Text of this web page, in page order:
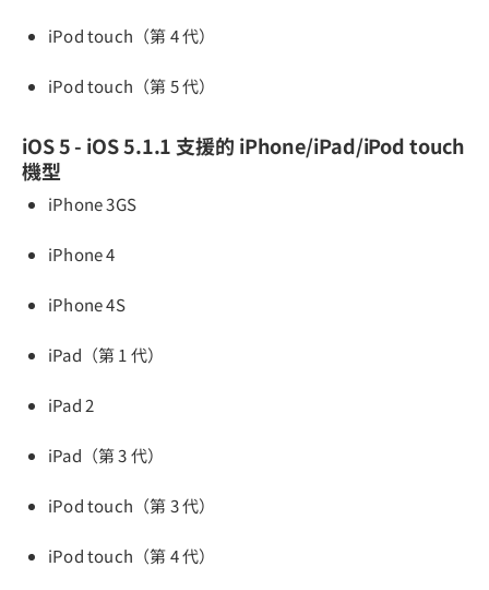
iPod touch（第 4 代）
iPod touch（第 5 代）
iOS 5 - iOS 5.1.1 支援的 iPhone/iPad/iPod touch
機型
iPhone 3GS
iPhone 4
iPhone 4S
iPad（第 1 代）
iPad 2
iPad（第 3 代）
iPod touch（第 3 代）
iPod touch（第 4 代）